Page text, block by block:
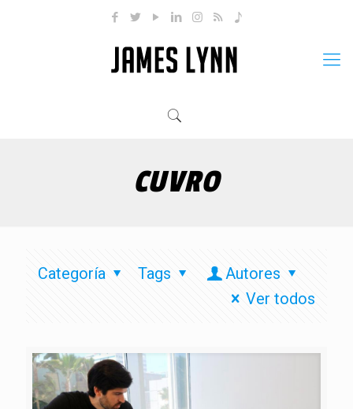
CUVRO
Categoría Tags
Autores
Ver todos